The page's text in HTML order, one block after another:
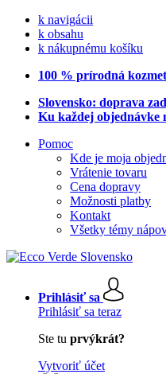
k navigácii
k obsahu
k nákupnému košíku
100 % prírodná
Slovensko: doprava
Ku každej objednávke
Pomoc
Kde je moja
Vrátenie tovaru
Cena dopravy
Možnosti platby
Kontakt
Všetky témy
Prihlásiť sa
Prihlásiť sa teraz
Ste tu prvýkrát?
Vytvoriť účet